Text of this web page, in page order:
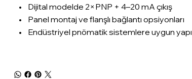
• Dijital modelde 2×PNP + 4–20 mA çıkış
• Panel montaj ve flanşlı bağlantı opsiyonları
• Endüstriyel pnömatik sistemlere uygun yapı